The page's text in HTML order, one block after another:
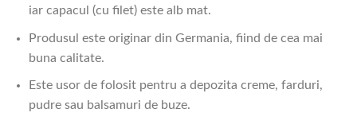
iar capacul (cu filet) este alb mat.
Produsul este originar din Germania, fiind de cea mai
buna calitate.
Este usor de folosit pentru a depozita creme, farduri,
pudre sau balsamuri de buze.